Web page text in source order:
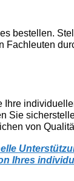
bestellen.
Sie
von
Ihres